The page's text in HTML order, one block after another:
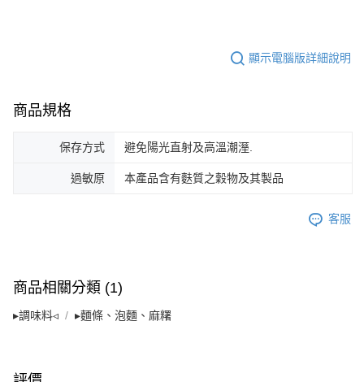
顯示電腦版詳細說明
商品規格
保存方式 避免陽光直射及高溫潮溼.
過敏原 本產品含有麩質之穀物及其製品
客服
商品相關分類 (1)
▸調味料◃ ▸麵條、泡麵、麻糬